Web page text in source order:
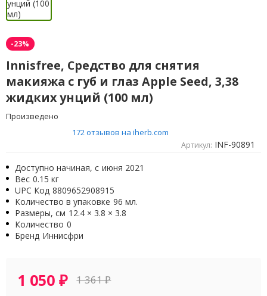
-23%
Innisfree, Средство для снятия
макияжа с губ и глаз Apple Seed, 3,38
жидких унций (100 мл)
Произведено
172 отзывов на iherb.com
Артикул: INF-90891
Доступно начиная, с июня 2021
Вес 0.15 кг
UPC Код 8809652908915
Количество в упаковке 96 мл.
Размеры, см 12.4 × 3.8 × 3.8
Количество 0
Бренд Иннисфри
1 050₽ 1 361₽